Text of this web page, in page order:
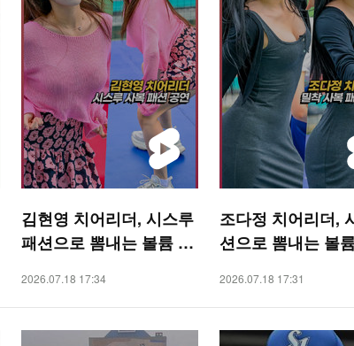
김현영 치어리더, 시스루
패션으로 뽐내는 볼륨 몸
2026.07.18 17:34
조다정 치어리더,
션으로 뽐내는 볼
2026.07.18 17:31